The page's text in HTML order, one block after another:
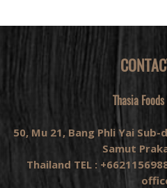
Thasia
50, Mu 21, Bang Phli Yai
Samut
Thailand TEL :